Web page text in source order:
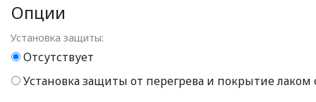
Опции
Установка защиты:
Отсутствует
Установка защиты от перегрева и покрытие лаком